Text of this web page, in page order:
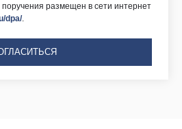
поручения размещен в сети интернет
dpa/.